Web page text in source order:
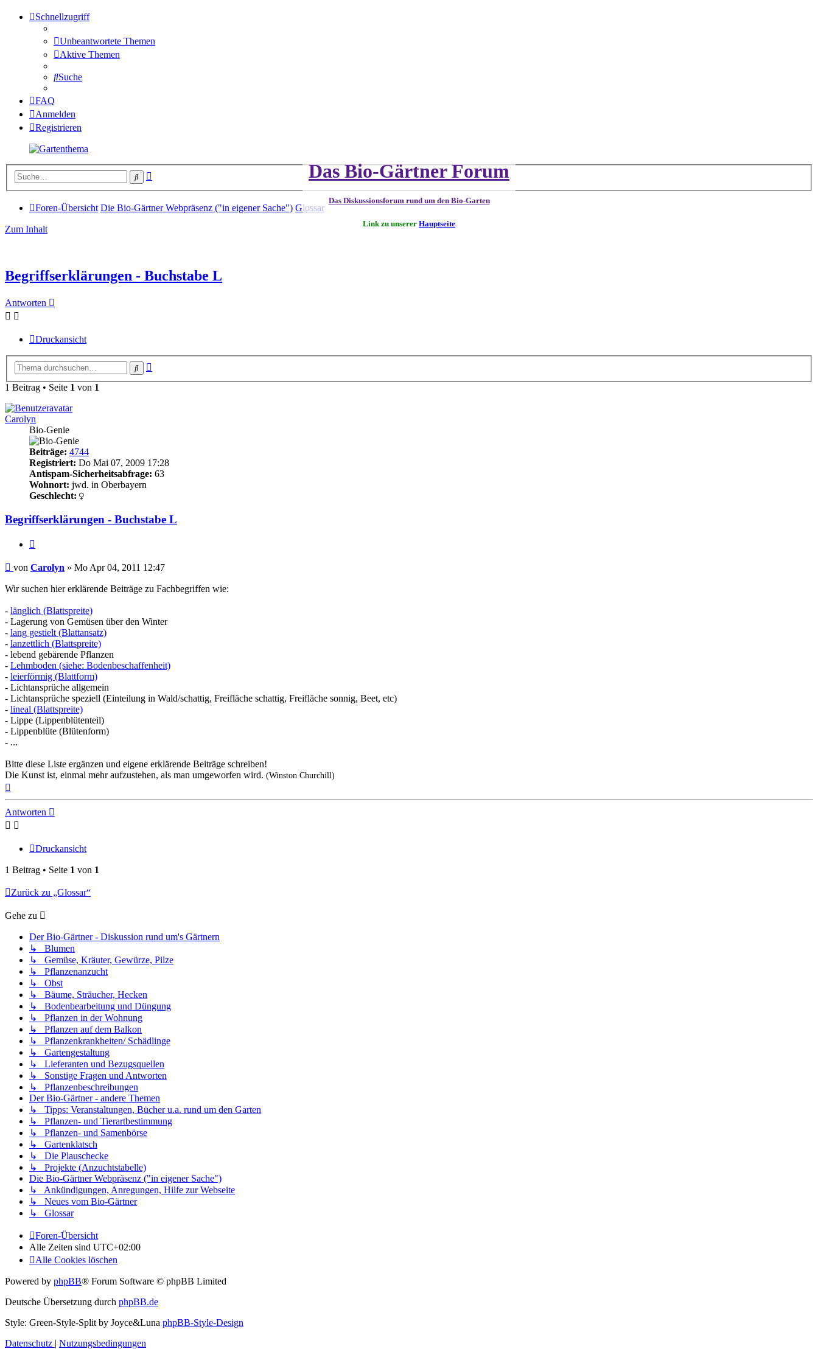
Schnellzugriff
Unbeantwortete Themen
Aktive Themen
Suche
FAQ
Anmelden
Registrieren
Das Bio-Gärtner Forum
Das Diskussionsforum rund um den Bio-Garten
Link zu unserer Hauptseite
Suche
Foren-Übersicht Die Bio-Gärtner Webpräsenz ("in eigener Sache") Glossar
Zum Inhalt
Begriffserklärungen - Buchstabe L
Antworten
Druckansicht
Suche
1 Beitrag • Seite 1 von 1
Carolyn
Bio-Genie
Beiträge: 4744
Registriert: Do Mai 07, 2009 17:28
Antispam-Sicherheitsabfrage: 63
Wohnort: jwd. in Oberbayern
Geschlecht:
Begriffserklärungen - Buchstabe L
Beitrag
von Carolyn » Mo Apr 04, 2011 12:47
Wir suchen hier erklärende Beiträge zu Fachbegriffen wie:
- länglich (Blattspreite)
- Lagerung von Gemüsen über den Winter
- lang gestielt (Blattansatz)
- lanzettlich (Blattspreite)
- lebend gebärende Pflanzen
- Lehmboden (siehe: Bodenbeschaffenheit)
- leierförmig (Blattform)
- Lichtansprüche allgemein
- Lichtansprüche speziell (Einteilung in Wald/schattig, Freifläche schattig, Freifläche sonnig, Beet, etc)
- lineal (Blattspreite)
- Lippe (Lippenblütenteil)
- Lippenblüte (Blütenform)
- ...
Bitte diese Liste ergänzen und eigene erklärende Beiträge schreiben!
Die Kunst ist, einmal mehr aufzustehen, als man umgeworfen wird. (Winston Churchill)
oben
Antworten
Druckansicht
1 Beitrag • Seite 1 von 1
Zurück zu „Glossar“
Gehe zu
Der Bio-Gärtner - Diskussion rund um's Gärtnern
↳ Blumen
↳ Gemüse, Kräuter, Gewürze, Pilze
↳ Pflanzenanzucht
↳ Obst
↳ Bäume, Sträucher, Hecken
↳ Bodenbearbeitung und Düngung
↳ Pflanzen in der Wohnung
↳ Pflanzen auf dem Balkon
↳ Pflanzenkrankheiten/ Schädlinge
↳ Gartengestaltung
↳ Lieferanten und Bezugsquellen
↳ Sonstige Fragen und Antworten
↳ Pflanzenbeschreibungen
Der Bio-Gärtner - andere Themen
↳ Tipps: Veranstaltungen, Bücher u.a. rund um den Garten
↳ Pflanzen- und Tierartbestimmung
↳ Pflanzen- und Samenbörse
↳ Gartenklatsch
↳ Die Plauschecke
↳ Projekte (Anzuchtstabelle)
Die Bio-Gärtner Webpräsenz ("in eigener Sache")
↳ Ankündigungen, Anregungen, Hilfe zur Webseite
↳ Neues vom Bio-Gärtner
↳ Glossar
Foren-Übersicht
Alle Zeiten sind UTC+02:00
Alle Cookies löschen
Powered by phpBB® Forum Software © phpBB Limited
Deutsche Übersetzung durch phpBB.de
Style: Green-Style-Split by Joyce&Luna phpBB-Style-Design
Datenschutz | Nutzungsbedingungen